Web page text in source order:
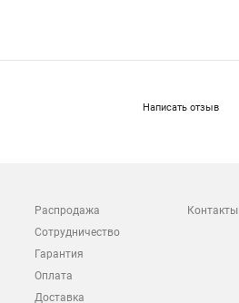
Написать отзыв
Распродажа
Сотрудничество
Гарантия
Оплата
Доставка
Контакты